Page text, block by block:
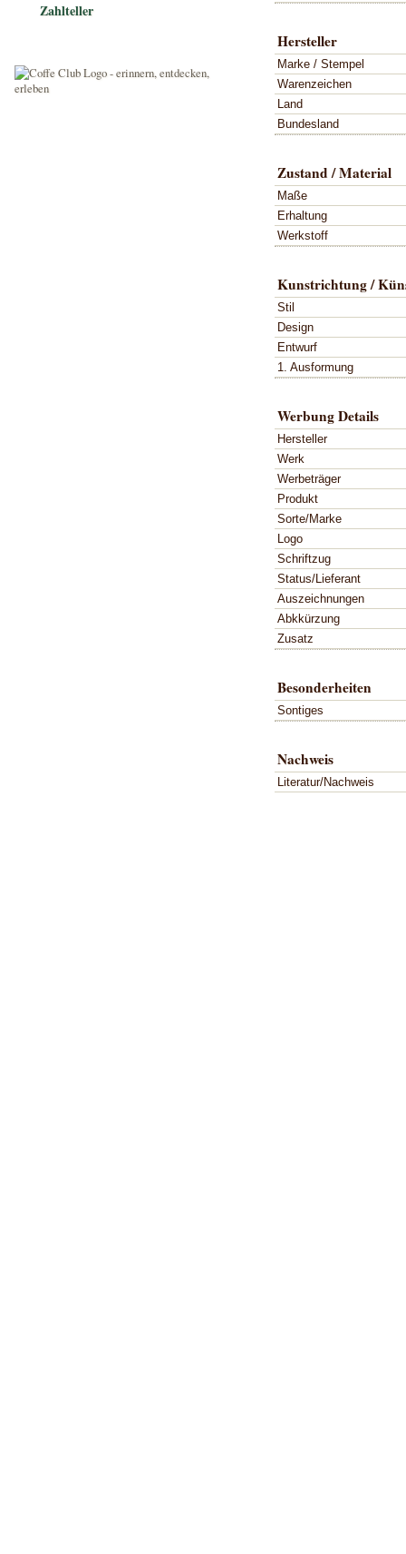
Hersteller
Marke / Stempel
Warenzeichen
Land
Bundesland
Zustand / Material
Maße
Erhaltung
Werkstoff
Kunstrichtung /
Stil
Design
Entwurf
1. Ausformung
Werbung Details
Hersteller
Werk
Werbeträger
Produkt
Sorte/Marke
Logo
Schriftzug
Status/Lieferant
Auszeichnungen
Abkkürzung
Zusatz
Besonderheiten
Sontiges
Nachweis
Literatur/Nachweis
Zahlteller